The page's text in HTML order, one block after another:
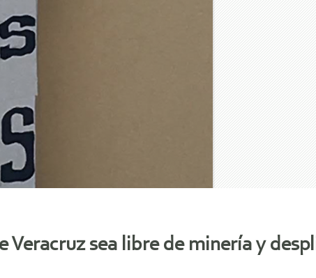
Veracruz sea libre de minería y